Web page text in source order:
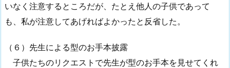
いなく注意するところだが、たとえ他人の子供であって
も、私が注意してあげればよかったと反省した。
（６）先生による型のお手本披露
子供たちのリクエストで先生が型のお手本を見せてくれ